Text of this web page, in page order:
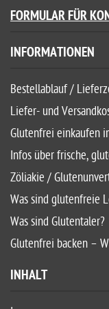
FORMULAR FÜR
INFORMATIONEN
Bestellablauf /
Liefer- und
Glutenfrei einkaufen
Infos über frische,
Zöliakie /
Was sind glutenfreie
Was sind Glutentaler?
Glutenfrei backen –
INHALT